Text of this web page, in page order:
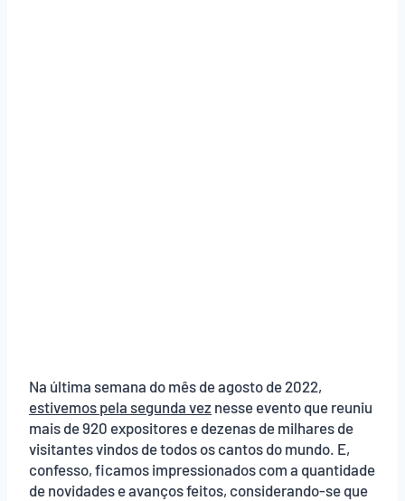
Na última semana do mês de agosto de 2022,
estivemos pela segunda vez nesse evento que reuniu
mais de 920 expositores e dezenas de milhares de
visitantes vindos de todos os cantos do mundo. E,
confesso, ficamos impressionados com a quantidade
de novidades e avanços feitos, considerando-se que